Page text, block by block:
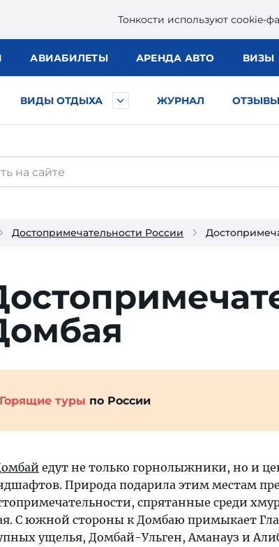
Тонкости используют сookie-
АВИАБИЛЕТЫ АРЕНДА АВТО ВИЗЫ
ВИДЫ ОТДЫХА ЖУРНАЛ ОТЗЫВЫ
Достопримечательности России
Горящие туры по России
едут не только горнолыжники, но и
Природа подарила этим местам
спрятанные среди
С южной стороны к Домбаю примыкает
ущелья, Домбай-Ульген, Аманауз и